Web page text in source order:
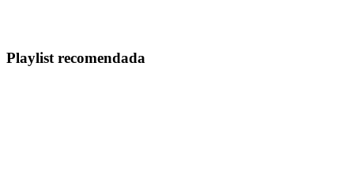
Playlist recomendada